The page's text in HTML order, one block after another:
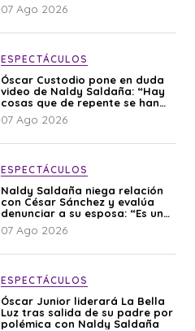
07 Ago 2026
ESPECTÁCULOS
Óscar Custodio pone en duda
video de Naldy Saldaña: “Hay
cosas que de repente se han
editado”
07 Ago 2026
ESPECTÁCULOS
Naldy Saldaña niega relación
con César Sánchez y evalúa
denunciar a su esposa: “Es una
difamación”
07 Ago 2026
ESPECTÁCULOS
Óscar Junior liderará La Bella
Luz tras salida de su padre por
polémica con Naldy Saldaña